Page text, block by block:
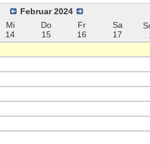
Februar 2024
Mi
14
Do
15
Fr
16
Sa
17